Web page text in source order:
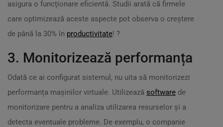
asigura o funcționare eficientă. Studii arată că firmele
care optimizează aceste aspecte pot observa o creștere
de până la 30% în productivitate! ?
3. Monitorizează performanța
Odată ce ai configurat sistemul, nu uita să monitorizezi
performanța mașinilor virtuale. Utilizează software de
monitorizare pentru a analiza utilizarea resurselor și a
detecta eventuale probleme. De exemplu, o companie